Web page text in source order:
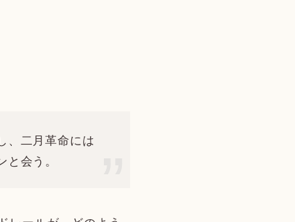
、二月革命には
会う。